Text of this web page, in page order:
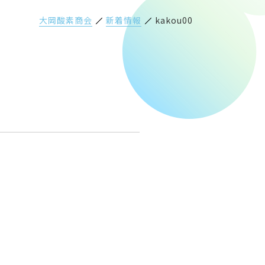
大岡酸素商会 新着情報 kakou00